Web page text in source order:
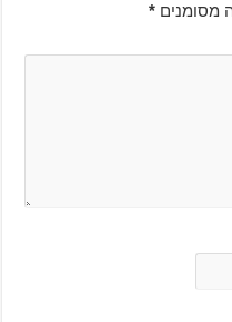
מסומנים *